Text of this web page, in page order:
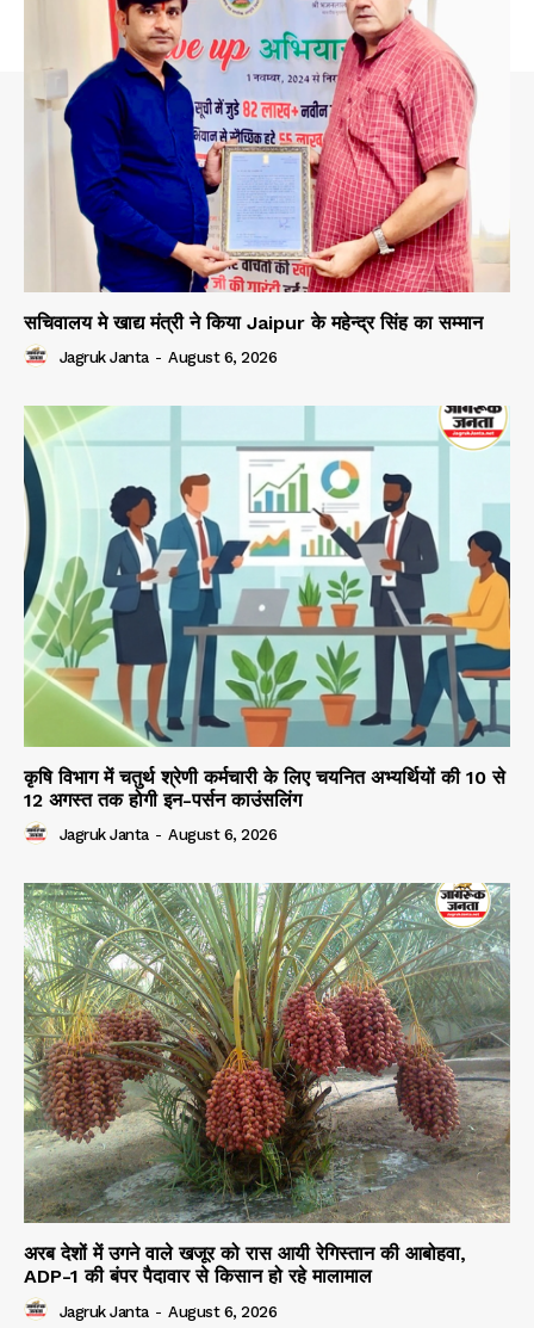
सचिवालय मे खाद्य मंत्री ने किया Jaipur के महेन्द्र सिंह का सम्मान
Jagruk Janta - August 6, 2026
कृषि विभाग में चतुर्थ श्रेणी कर्मचारी के लिए चयनित अभ्यर्थियों की 10 से
12 अगस्त तक होगी इन-पर्सन काउंसलिंग
Jagruk Janta - August 6, 2026
अरब देशों में उगने वाले खजूर को रास आयी रेगिस्तान की आबोहवा,
ADP-1 की बंपर पैदावार से किसान हो रहे मालामाल
Jagruk Janta - August 6, 2026